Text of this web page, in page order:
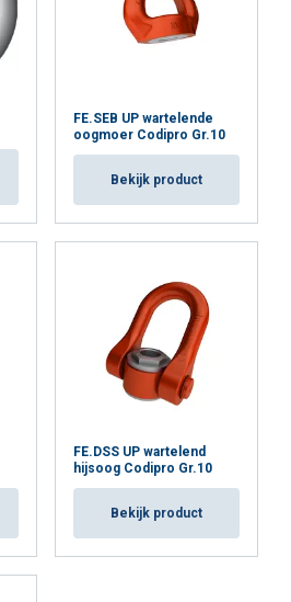
FE.SEB UP wartelende
oogmoer Codipro Gr.10
Bekijk product
FE.DSS UP wartelend
hijsoog Codipro Gr.10
Bekijk product